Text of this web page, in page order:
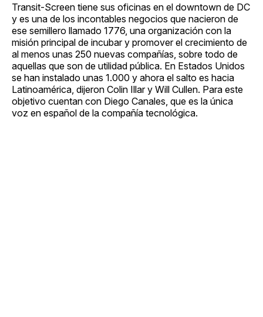
Transit-Screen tiene sus oficinas en el downtown de DC
y es una de los incontables negocios que nacieron de
ese semillero llamado 1776, una organización con la
misión principal de incubar y promover el crecimiento de
al menos unas 250 nuevas compañías, sobre todo de
aquellas que son de utilidad pública. En Estados Unidos
se han instalado unas 1.000 y ahora el salto es hacia
Latinoamérica, dijeron Colin Illar y Will Cullen. Para este
objetivo cuentan con Diego Canales, que es la única
voz en español de la compañía tecnológica.